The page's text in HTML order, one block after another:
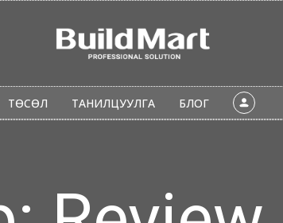
POJ Дизайнерын хавтан
Sibu хавтан
ТӨСӨЛ ТАНИЛЦУУЛГА БЛОГ